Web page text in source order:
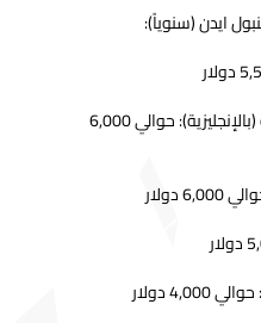
4,750.00$
6,250.00$
ايدن (سنوياً):
الهندسة الكهربائية والإلكترونية (بالإنجليزية): حوالي 6,000
دولار